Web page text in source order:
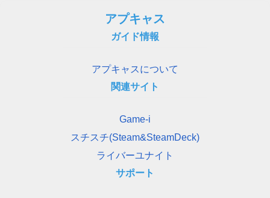
アプキャス
ガイド情報
アプキャスについて
関連サイト
Game-i
スチスチ(Steam&SteamDeck)
ライバーユナイト
サポート